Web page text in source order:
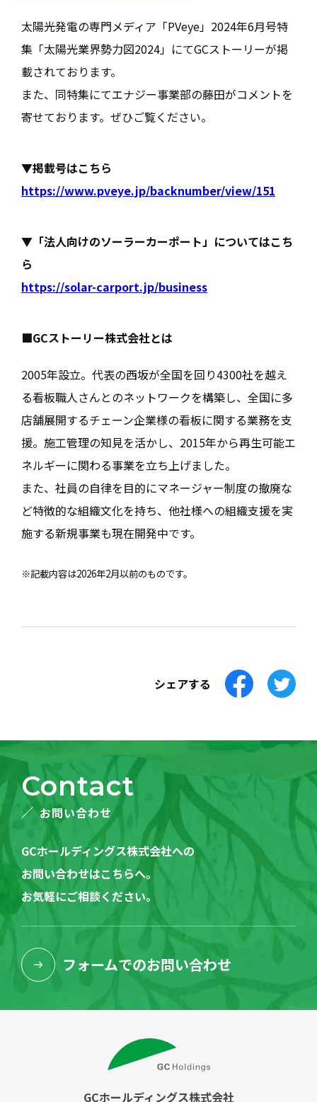
太陽光発電の専門メディア「PVeye」2024年6月号特
集「太陽光業界勢力図2024」にてGCストーリーが掲
載されております。
また、同特集にてエナジー事業部の藤田がコメントを
寄せております。ぜひご覧ください。
▼掲載号はこちら
https://www.pveye.jp/backnumber/view/151
▼「法人向けのソーラーカーポート」についてはこち
ら
https://solar-carport.jp/business
■GCストーリー株式会社とは
2005年設立。代表の西坂が全国を回り4300社を越え
る看板職人さんとのネットワークを構築し、全国に多
店舗展開するチェーン企業様の看板に関する業務を支
援。施工管理の知見を活かし、2015年から再生可能エ
ネルギーに関わる事業を立ち上げました。
また、社員の自律を目的にマネージャー制度の撤廃な
ど特徴的な組織文化を持ち、他社様への組織支援を実
施する新規事業も現在開発中です。
※記載内容は2026年2月以前のものです。
シェアする
Contact
お問い合わせ
GCホールディングス株式会社への
お問い合わせはこちらへ。
お気軽にご相談ください。
フォームでのお問い合わせ
GCホールディングス株式会社